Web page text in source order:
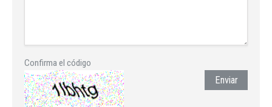
Confirma el código
Enviar